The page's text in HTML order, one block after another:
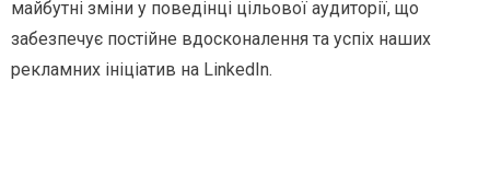
майбутні зміни у поведінці цільової аудиторії, що
забезпечує постійне вдосконалення та успіх наших
рекламних ініціатив на LinkedIn.